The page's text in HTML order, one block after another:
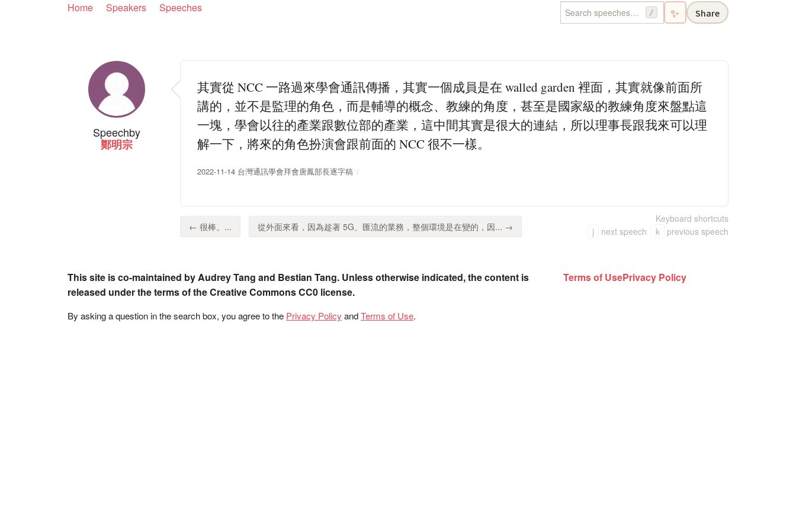
Home Speakers Speeches / ✨ Share
Speechby
鄭明宗
其實從 NCC 一路過來學會通訊傳播，其實一個成員是在 walled garden 裡面，其實就像前面所
講的，並不是監理的角色，而是輔導的概念、教練的角度，甚至是國家級的教練角度來盤點這
一塊，學會以往的產業跟數位部的產業，這中間其實是很大的連結，所以理事長跟我來可以理
解一下，將來的角色扮演會跟前面的 NCC 很不一樣。
2022-11-14 台灣通訊學會拜會唐鳳部長逐字稿
← 很棒。... 從外面來看，因為趁著 5G、匯流的業務，整個環境是在變的，因... →
Keyboard shortcuts
j
next speech k previous speech
This site is co-maintained by Audrey Tang and Bestian Tang. Unless otherwise indicated, the content is
released under the terms of the Creative Commons CC0 license.
By asking a question in the search box, you agree to the Privacy Policy andTerms of Use.
Terms of UsePrivacy Policy